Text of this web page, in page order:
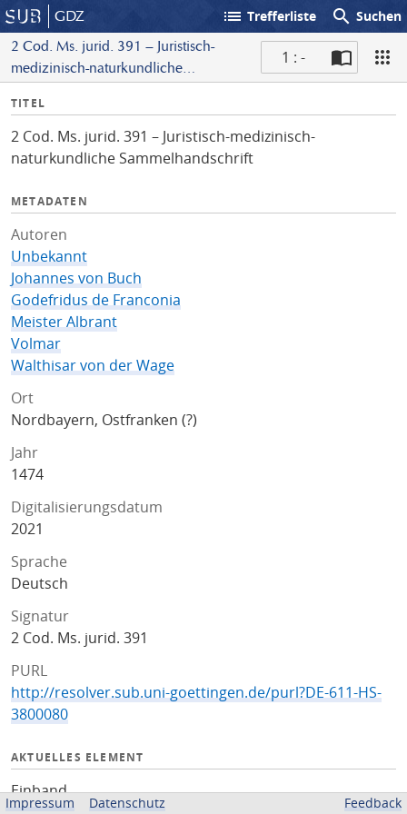
GDZ list Trefferliste search Suchen
2 Cod. Ms. jurid. 391 – Juristisch-
medizinisch-naturkundliche
1 : -
I
f
o
TITEL
2 Cod. Ms. jurid. 391 – Juristisch-medizinisch-
naturkundliche Sammelhandschrift
METADATEN
Autoren
Unbekannt
Johannes von Buch
Godefridus de Franconia
Meister Albrant
Volmar
Walthisar von der Wage
Ort
Nordbayern, Ostfranken (?)
Jahr
1474
Digitalisierungsdatum
2021
Sprache
Deutsch
Signatur
2 Cod. Ms. jurid. 391
PURL
http://resolver.sub.uni-goettingen.de/purl?DE-611-HS-
3800080
AKTUELLES ELEMENT
Einband
Impressum Datenschutz Feedback